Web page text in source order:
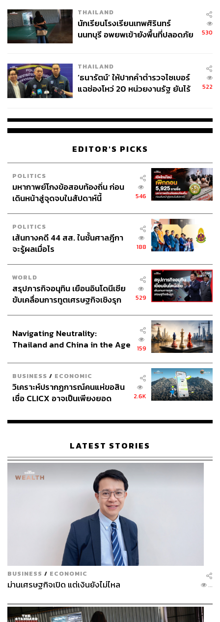
THAILAND
นักเรียนโรงเรียนเทพศิรินทร์
นนทบุรี อพยพเข้ายังพื้นที่ปลอดภัย
530
THAILAND
‘ธนารัตน์’ ให้ปากคำตำรวจไซเบอร์
แฉช่องโหว่ 20 หน่วยงานรัฐ ยันไร้
522
EDITOR'S PICKS
POLITICS
มหากาพย์โกงข้อสอบท้องถิ่น ก่อน
เดินหน้าสู่จุดจบในสัปดาห์นี้
546
POLITICS
เส้นทางคดี 44 สส. ในชั้นศาลฎีกา
จะรู้ผลเมื่อไร
188
WORLD
สรุปภารกิจอนุทิน เยือนอินโดนีเซีย
ขับเคลื่อนการทูตเศรษฐกิจเชิงรุก
529
Navigating Neutrality:
Thailand and China in the Age
159
BUSINESS / ECONOMIC
วิเคราะห์ปรากฏการณ์คนแห่ขอสิน
เชื่อ CLICX อาจเป็นเพียงยอด
เรือนไทยที่ถูกซุกไว้
2.6K
LATEST STORIES
BUSINESS / ECONOMIC
ม่านเศรษฐกิจเปิด แต่เงินยังไม่ไหล ...